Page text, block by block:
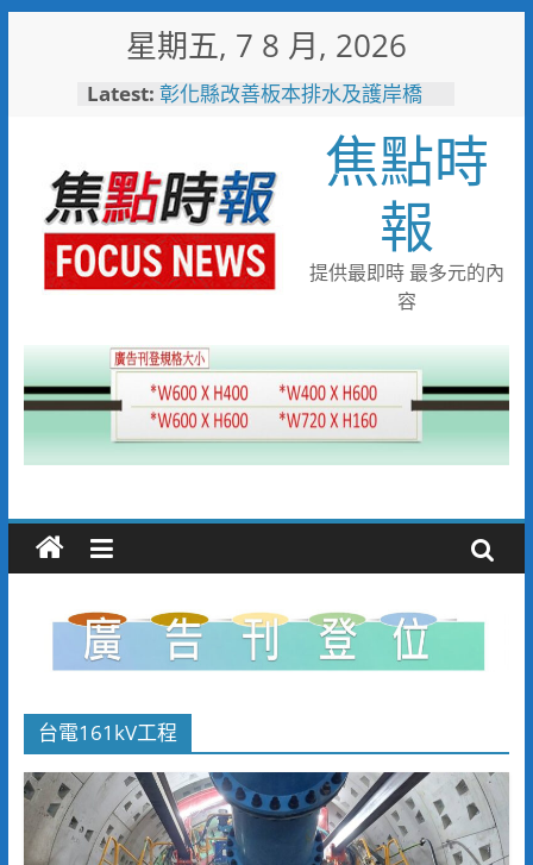
星期五, 7 8 月, 2026
Latest: 彰化縣改善板本排水及護岸橋
小米之家進駐高雄義享時尚廣
場 父親節開幕祭三重超狂優惠
少子化時代的地方解方！彰化市
未婚聯誼6年促成10對佳偶
彰化縣長參選人魏平政率議員團
隊攜手造勢 盼翻轉彰化打造新
局
敲敲門讓愛傳進門 彰化縣獨居
焦點時
報
提供最即時 最多元的內
容
台電161kV工程